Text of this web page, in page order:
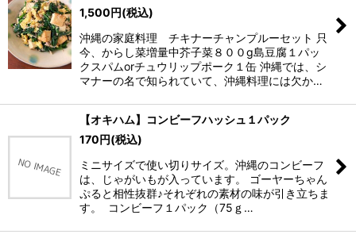
1,500円(税込)
沖縄の家庭料理 チキナーチャンプルーセット 只
今、からし菜増量中芥子菜８００g島豆腐１パッ
クスパムorチュウリップポーク１缶 沖縄では、シ
マナーの名で知られていて、沖縄料理には欠か…
【オキハム】コンビーフハッシュ１パック
170円(税込)
ミニサイズで使い切りサイズ。沖縄のコンビーフ
は、じゃがいもが入っています。 ゴーヤーちゃん
ぷると相性抜群♪それぞれの素材の味が引き立ちま
す。 コンビーフ１パック（75ｇ…